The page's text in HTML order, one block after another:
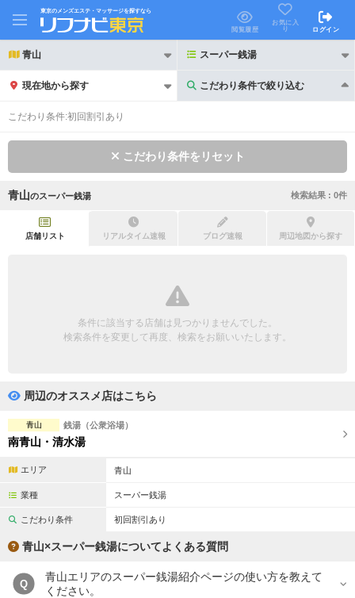
東京のメンズエステ・マッサージを探すなら
閲覧履歴
お気に入
り
ログイン
青山 スーパー銭湯
現在地から探す こだわり条件で絞り込む
こだわり条件で絞り込む
初回割引あり リピーター割引あり
団体様歓迎
ペアルームあり
フットバスあり
スタッフ指名可
駅から徒歩5分以内
こだわり条件を変更
こだわり条件:初回割引あり
こだわり条件をリセット
青山のスーパー銭湯 検索結果 : 0件
店舗リスト リアルタイム速報 ブログ速報 周辺地図から探す
条件に該当する店舗は見つかりませんでした。
検索条件を変更して再度、検索をお願いいたします。
周辺のオススメ店はこちら
青山 銭湯（公衆浴場）
南青山・清水湯
エリア 青山
業種 スーパー銭湯
こだわり条件 初回割引あり
青山×スーパー銭湯についてよくある質問
Q
青山エリアのスーパー銭湯紹介ページの使い方を教えて
ください。